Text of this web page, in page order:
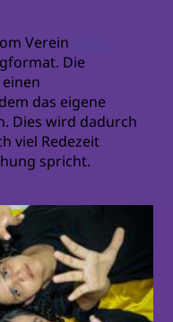
Verein
Die
das eigene
Dies wird dadurch
viel Redezeit
spricht.